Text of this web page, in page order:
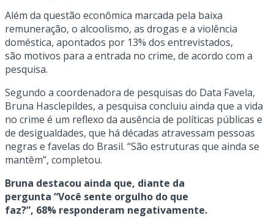
Além da questão econômica marcada pela baixa
remuneração, o alcoolismo, as drogas e a violência
doméstica, apontados por 13% dos entrevistados,
são motivos para a entrada no crime, de acordo com a
pesquisa.
Segundo a coordenadora de pesquisas do Data Favela,
Bruna Hasclepildes, a pesquisa concluiu ainda que a vida
no crime é um reflexo da ausência de políticas públicas e
de desigualdades, que há décadas atravessam pessoas
negras e favelas do Brasil. “São estruturas que ainda se
mantêm”, completou.
Bruna destacou ainda que, diante da
pergunta “Você sente orgulho do que
faz?”, 68% responderam negativamente.